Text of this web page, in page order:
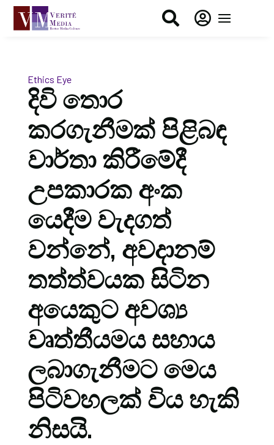
 
Ethics Eye
දිවි තොර
කරගැනීමක් පිළිබඳ
වාර්තා කිරීමේදී
උපකාරක අංක
යෙදීම වැදගත්
වන්නේ, අවදානම්
තත්ත්වයක සිටින
අයෙකුට අවශ්‍ය
වෘත්තීයමය සහාය
ලබාගැනීමට මෙය
පිටිවහලක් විය හැකි
නිසයි.